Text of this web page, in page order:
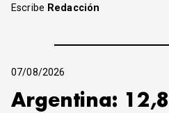
Escribe Redacción
07/08/2026
Argentina: